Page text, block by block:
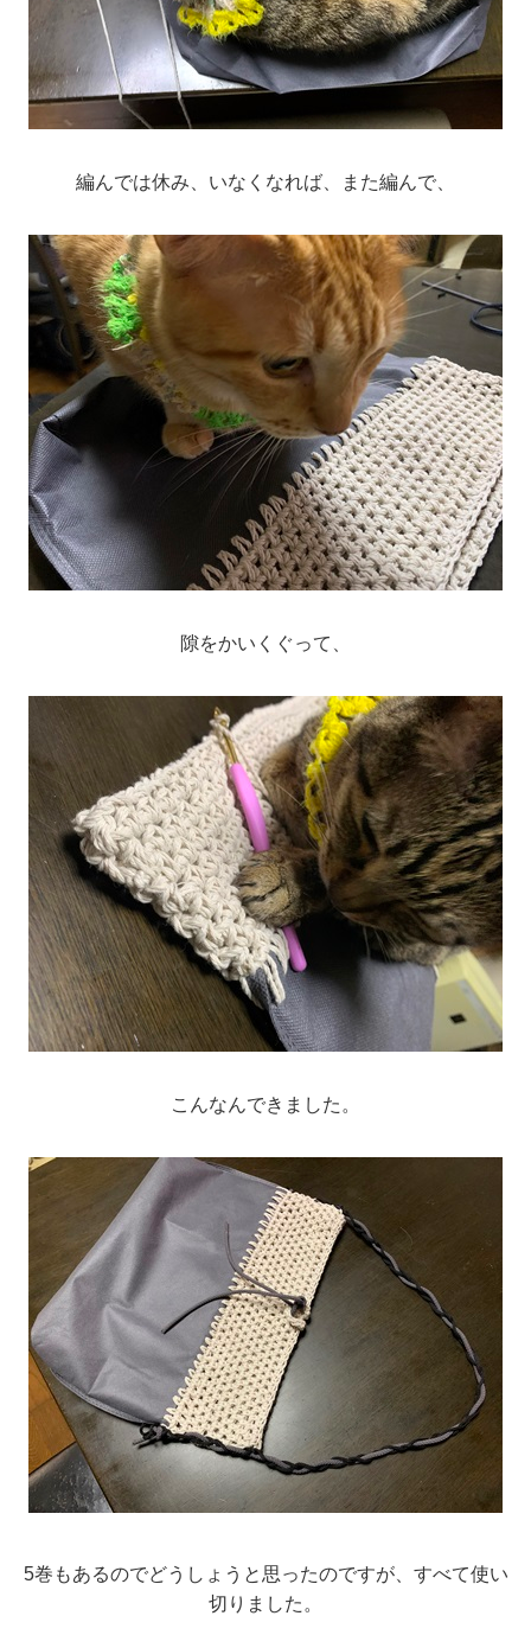
編んでは休み、いなくなれば、また編んで、
隙をかいくぐって、
こんなんできました。
5巻もあるのでどうしょうと思ったのですが、すべて使い
切りました。